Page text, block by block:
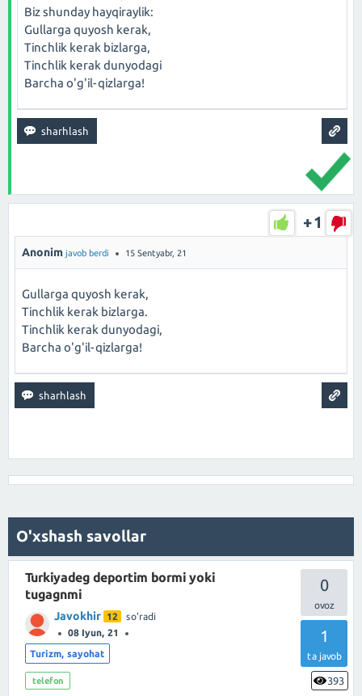
Biz shunday hayqiraylik:
Gullarga quyosh kerak,
Tinchlik kerak bizlarga,
Tinchlik kerak dunyodagi
Barcha o'g'il-qizlarga!
+1
Anonim javob berdi 15 Sentyabr, 21
Gullarga quyosh kerak,
Tinchlik kerak bizlarga.
Tinchlik kerak dunyodagi,
Barcha o'g'il-qizlarga!
O'xshash savollar
0
1
ta javob
393
Turkiyadeg deportim bormi yoki
tugagnmi
Javokhir 12
so'radi
08 Iyun, 21
Turizm, sayohat
telefon